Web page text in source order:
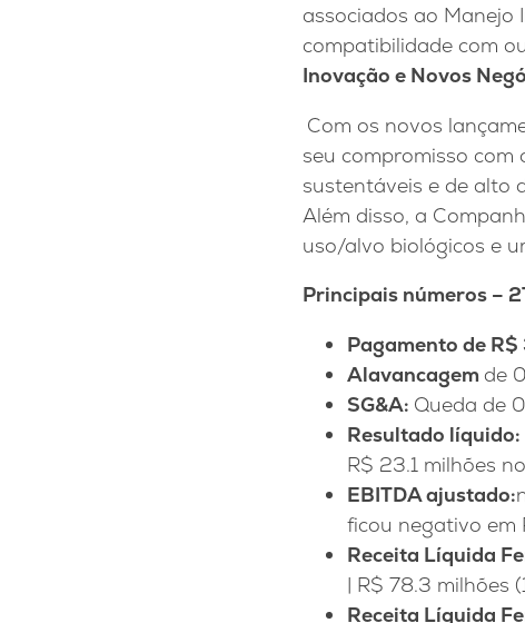
associados ao Manejo
compatibilidade com
Inovação e Novos
Com os novos
seu compromisso com
sustentáveis e de alto
Além disso, a
uso/alvo biológicos e
Principais números –
Pagamento de
Alavancagem de
SG&A: Queda de
Resultado líquido:
R$ 23.1 milhões
EBITDA ajustado:
ficou negativo em
Receita Líquida
| R$ 78.3 milhões
Receita Líquida